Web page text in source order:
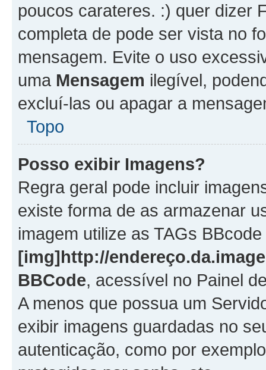
poucos carateres. :) quer dizer
completa de pode ser vista no
mensagem. Evite o uso
uma Mensagem ilegível,
excluí-las ou apagar a
Topo
Posso exibir Imagens?
Regra geral pode incluir
existe forma de as armazenar
imagem utilize as TAGs BBcode
[img]http://
BBCode, acessível no Painel
A menos que possua um
exibir imagens guardadas no
autenticação, como por